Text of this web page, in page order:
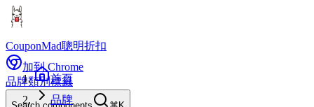
CouponMad聰明折扣
加到 Chrome
品牌類別標籤
首頁
品牌